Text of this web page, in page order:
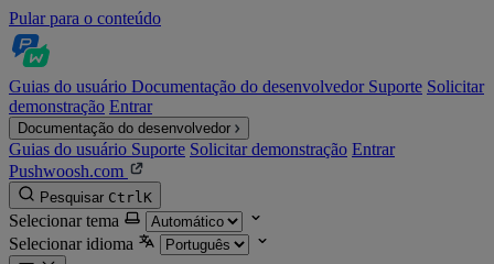
Pular para o conteúdo
Guias do usuário Documentação do desenvolvedor Suporte Solicitar
demonstração Entrar
Documentação do desenvolvedor
Guias do usuário Suporte Solicitar demonstração Entrar
Pushwoosh.com
Pesquisar CtrlK
Selecionar tema
Selecionar idioma